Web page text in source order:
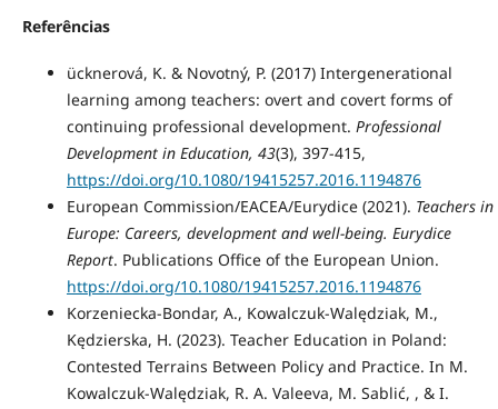
Referências
ücknerová, K. & Novotný, P. (2017) Intergenerational
learning among teachers: overt and covert forms of
continuing professional development. Professional
Development in Education, 43(3), 397-415,
https://doi.org/10.1080/19415257.2016.1194876
European Commission/EACEA/Eurydice (2021). Teachers in
Europe: Careers, development and well-being. Eurydice
Report. Publications Office of the European Union.
https://doi.org/10.1080/19415257.2016.1194876
Korzeniecka-Bondar, A., Kowalczuk-Walędziak, M.,
Kędzierska, H. (2023). Teacher Education in Poland:
Contested Terrains Between Policy and Practice. In M.
Kowalczuk-Walędziak, R. A. Valeeva, M. Sablić, , & I.